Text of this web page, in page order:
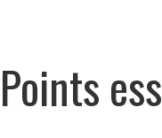
Points